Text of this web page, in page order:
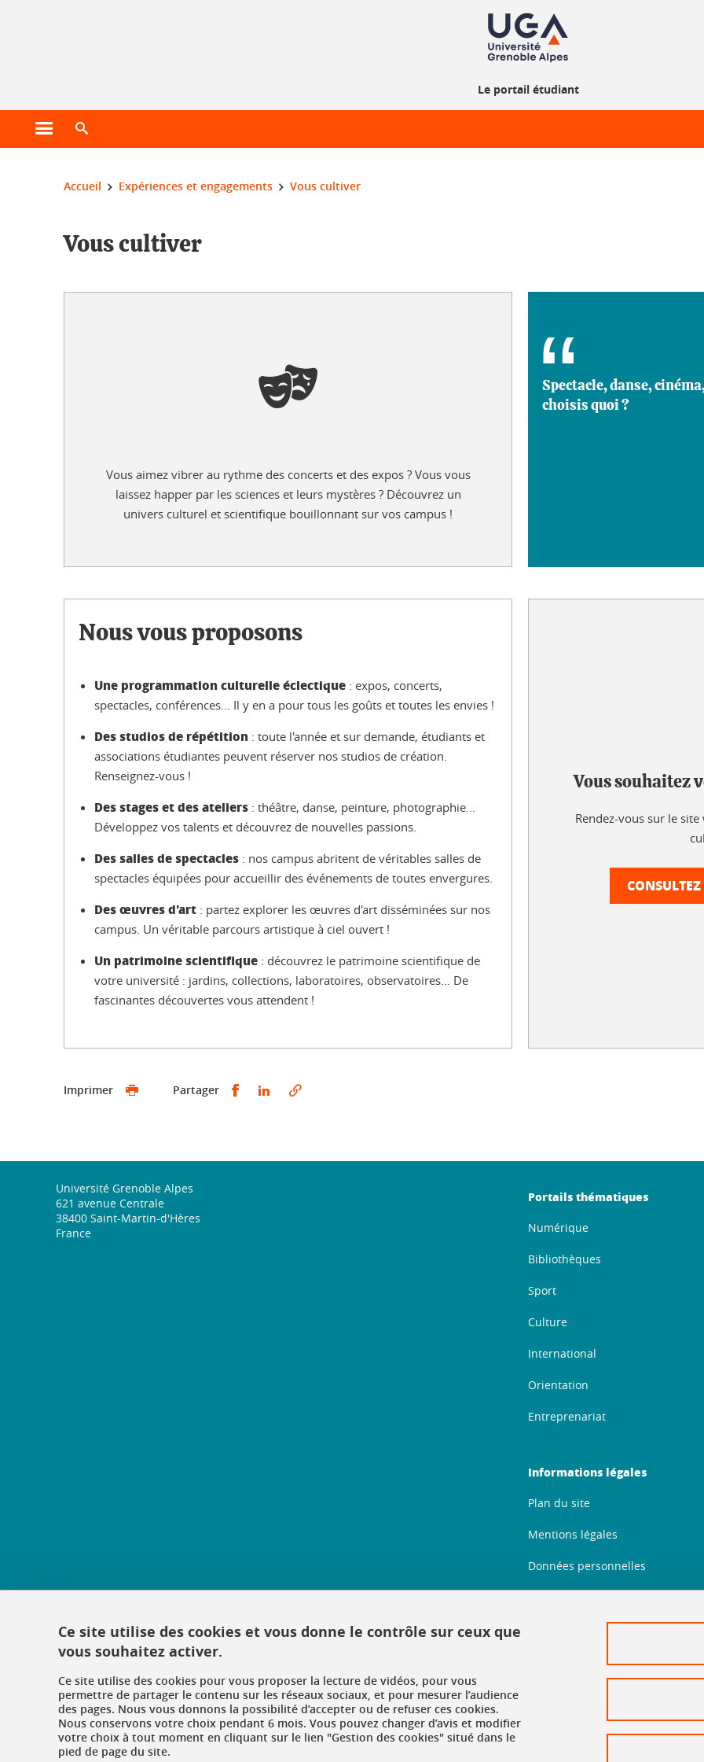
Le portail étudiant
Ouvrir le menu principal
Vous êtes ici :
Accueil Expériences et engagements Vous cultiver
Vous cultiver
Vous cultiver
Vous aimez vibrer au rythme des concerts et des expos ? Vous vous
laissez happer par les sciences et leurs mystères ? Découvrez un
univers culturel et scientifique bouillonnant sur vos campus !
Spectacle, danse,
choisis quoi ?
Nous vous proposons
Une programmation culturelle éclectique : expos, concerts,
spectacles, conférences… Il y en a pour tous les goûts et toutes les envies !
Des studios de répétition : toute l'année et sur demande, étudiants et
associations étudiantes peuvent réserver nos studios de création.
Renseignez-vous !
Des stages et des ateliers : théâtre, danse, peinture, photographie...
Développez vos talents et découvrez de nouvelles passions.
Des salles de spectacles : nos campus abritent de véritables salles de
spectacles équipées pour accueillir des événements de toutes envergures.
Des œuvres d'art : partez explorer les œuvres d'art disséminées sur nos
campus. Un véritable parcours artistique à ciel ouvert !
Un patrimoine scientifique : découvrez le patrimoine scientifique de
votre université : jardins, collections, laboratoires, observatoires… De
fascinantes découvertes vous attendent !
Vous souhaitez
Rendez-vous sur le
Imprimer Partager Partager sur Facebook
Partager sur LinkedIn
Université Grenoble Alpes
621 avenue Centrale
38400 Saint-Martin-d'Hères
France
Portails thématiques
Numérique
Bibliothèques
Sport
Culture
International
Orientation
Entreprenariat
Informations légales
Plan du site
Mentions légales
Données personnelles
Politique des cookies
Gestion des cookies
Ce site utilise des cookies et vous donne le contrôle sur ceux que
vous souhaitez activer.
Ce site utilise des cookies pour vous proposer la lecture de vidéos, pour vous
permettre de partager le contenu sur les réseaux sociaux, et pour mesurer l’audience
des pages. Nous vous donnons la possibilité d’accepter ou de refuser ces cookies.
Nous conservons votre choix pendant 6 mois. Vous pouvez changer d’avis et modifier
votre choix à tout moment en cliquant sur le lien "Gestion des cookies" situé dans le
pied de page du site.